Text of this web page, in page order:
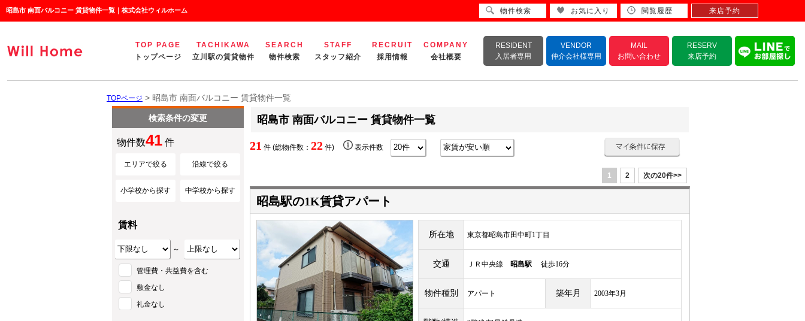
昭島市 南面バルコニー 賃貸物件一覧｜株式会社ウィルホーム
TOP PAGE
トップページ
TACHIKAWA
立川駅の賃貸物件
SEARCH
物件検索
STAFF
スタッフ紹介
RECRUIT
採用情報
COMPANY
会社概要
RESIDENT
入居者専用
VENDOR
仲介会社様専用
MAIL
お問い合わせ
RESERV
来店予約
TOPページ > 昭島市 南面バルコニー 賃貸物件一覧
昭島市 南面バルコニー 賃貸物件一覧
21 件 (総物件数： 22 件) 表示件数
1 2 次の20件>>
昭島駅の1K賃貸アパート
所在地 東京都昭島市田中町1丁目
交通 ＪＲ中央線 昭島駅 徒歩16分
物件種別 アパート 築年月 2003年3月
検索条件の変更
物件数41 件
エリアで絞る 沿線で絞る
小学校から探す 中学校から探す
賃料
～
管理費・共益費を含む
敷金なし
礼金なし
物件検索 お気に入り 閲覧履歴 来店予約